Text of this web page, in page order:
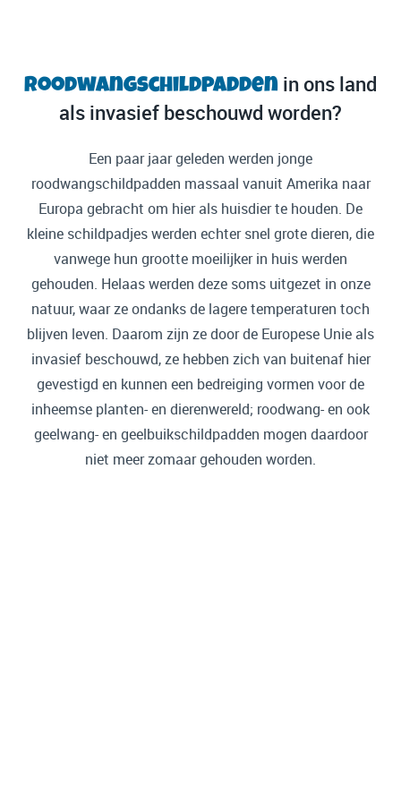
Roodwangschildpadden in ons land
als invasief beschouwd worden?
Een paar jaar geleden werden jonge
roodwangschildpadden massaal vanuit Amerika naar
Europa gebracht om hier als huisdier te houden. De
kleine schildpadjes werden echter snel grote dieren, die
vanwege hun grootte moeilijker in huis werden
gehouden. Helaas werden deze soms uitgezet in onze
natuur, waar ze ondanks de lagere temperaturen toch
blijven leven. Daarom zijn ze door de Europese Unie als
invasief beschouwd, ze hebben zich van buitenaf hier
gevestigd en kunnen een bedreiging vormen voor de
inheemse planten- en dierenwereld; roodwang- en ook
geelwang- en geelbuikschildpadden mogen daardoor
niet meer zomaar gehouden worden.